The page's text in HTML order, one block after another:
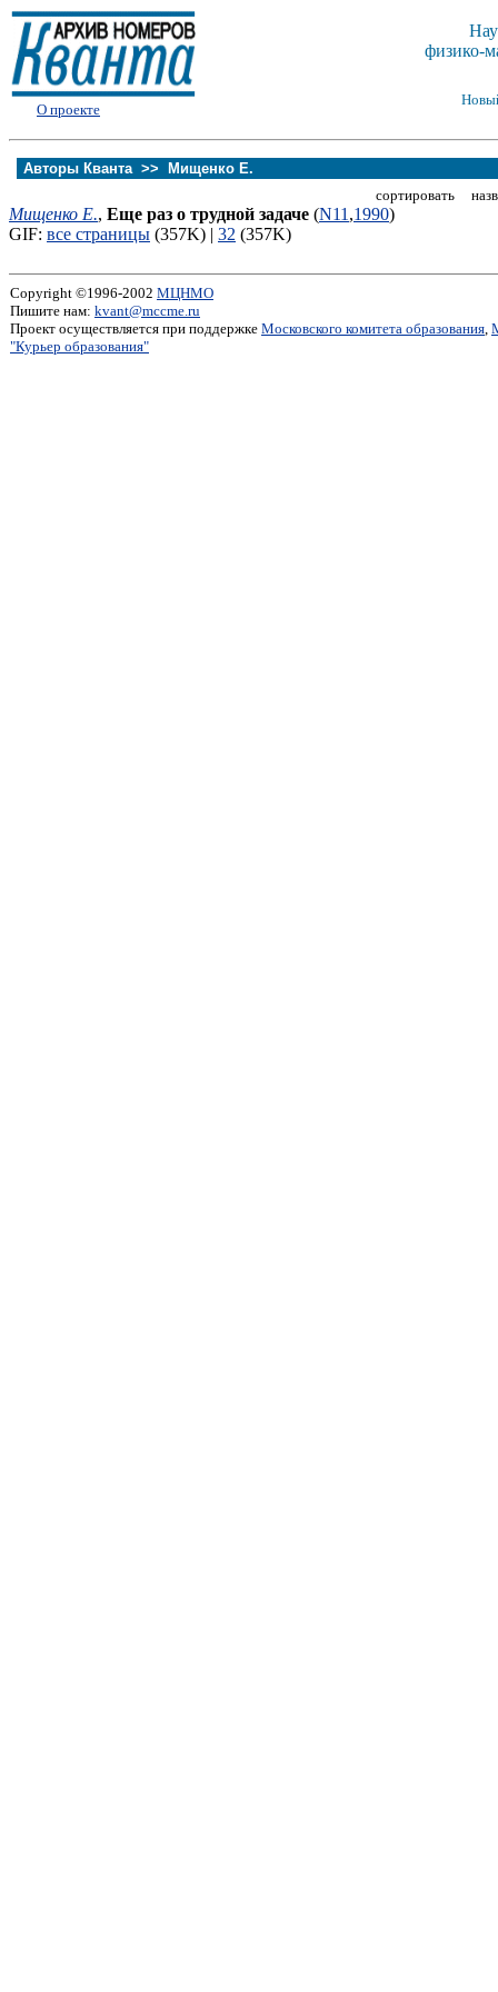
О проекте
физико-
Авторы Кванта >>
Мищенко Е.
сортировать
Мищенко Е., Еще раз о трудной задаче (N11 ,1990)
GIF: все страницы (357K) | 32 (357K)
Copyright ©1996-2002 МЦНМО
Пишите нам: kvant@mccme.ru
Проект осуществляется при поддержке Московского комитета образования,
"Курьер образования"